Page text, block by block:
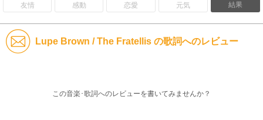
友情 感動 恋愛 元気 結果
Lupe Brown / The Fratellis の歌詞へのレビュー
この音楽･歌詞へのレビューを書いてみませんか？